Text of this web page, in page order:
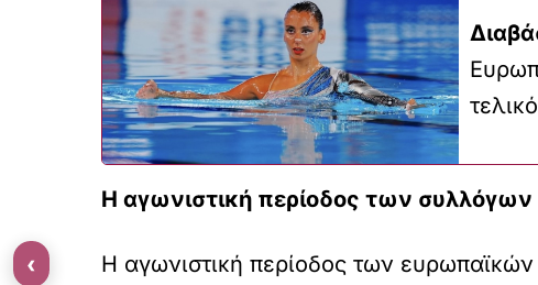
Η αγωνιστική περίοδος των συλλόγων
Η αγωνιστική περίοδος των
‹